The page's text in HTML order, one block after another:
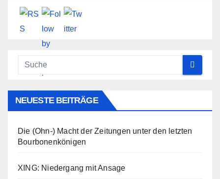
NEUESTE BEITRÄGE
Die (Ohn-) Macht der Zeitungen unter den letzten
Bourbonenkönigen
XING: Niedergang mit Ansage